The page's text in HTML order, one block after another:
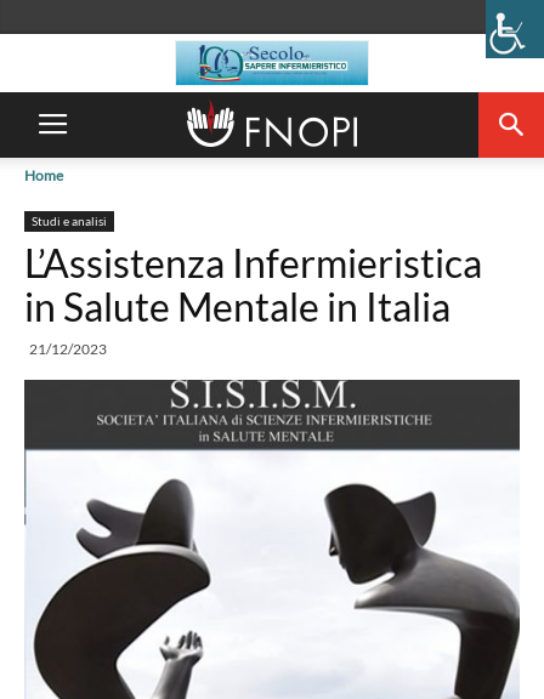
Home
Studi e analisi
L’Assistenza Infermieristica
in Salute Mentale in Italia
21/12/2023